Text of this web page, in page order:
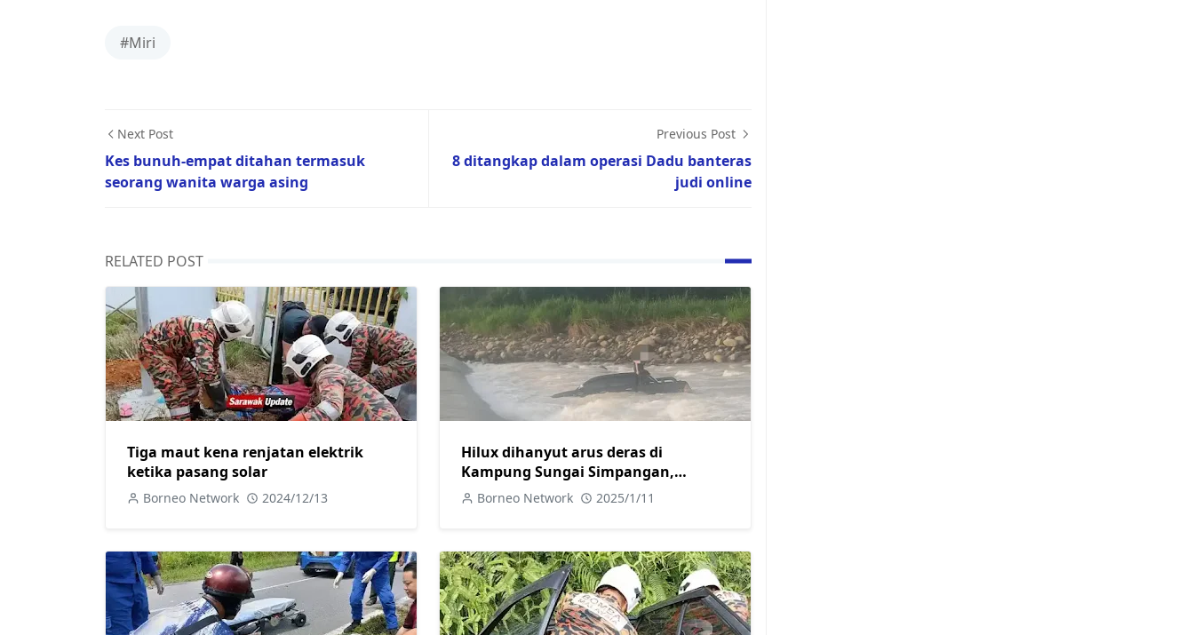
#Miri
Next Post
Kes bunuh-empat ditahan termasuk
seorang wanita warga asing
Previous Post
8 ditangkap dalam operasi Dadu banteras
judi online
RELATED POST
Tiga maut kena renjatan elektrik
ketika pasang solar
Borneo Network 2024/12/13
Hilux dihanyut arus deras di
Kampung Sungai Simpangan,
pemandu selamat
Borneo Network 2025/1/11